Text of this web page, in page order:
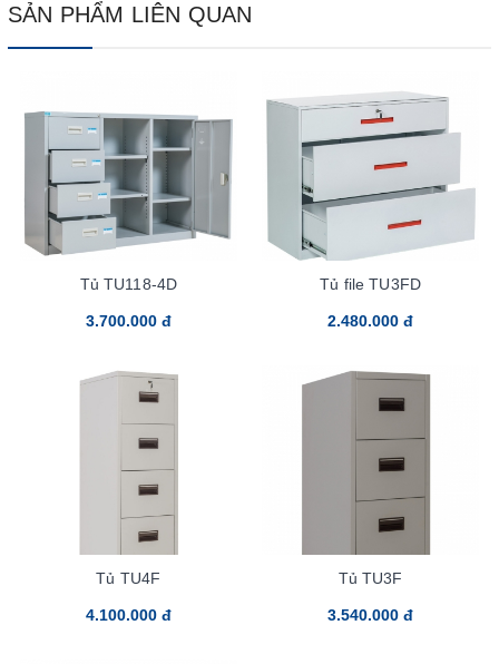
SẢN PHẨM LIÊN QUAN
Tủ TU118-4D
3.700.000 đ
Tủ file TU3FD
2.480.000 đ
Tủ TU4F
4.100.000 đ
Tủ TU3F
3.540.000 đ